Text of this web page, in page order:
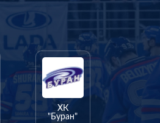
ХК
"Буран"